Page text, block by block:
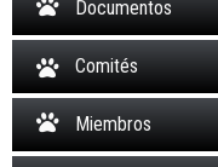
Documentos
Comités
Miembros